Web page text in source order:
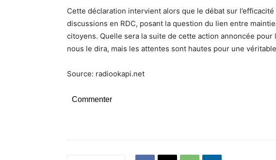
Cette déclaration intervient alors que le débat sur
discussions en RDC, posant la question du lien entre
citoyens. Quelle sera la suite de cette action annoncée pour
nous le dira, mais les attentes sont hautes pour une
Source: radiookapi.net
Commenter